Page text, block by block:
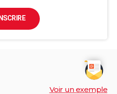
Voir un exemple